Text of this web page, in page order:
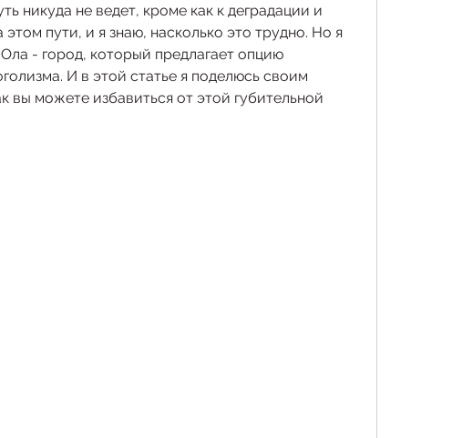
никуда не ведет, кроме как к деградации и
пути, и я знаю, насколько это трудно. Но я
- город, который предлагает опцию
И в этой статье я поделюсь своим
вы можете избавиться от этой губительной